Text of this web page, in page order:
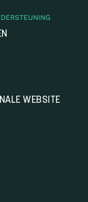
WEBSITE